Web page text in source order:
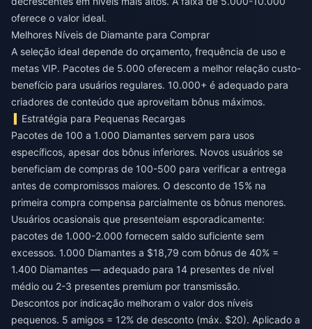
oferece o valor ideal.
Melhores Níveis de Diamante para Comprar
A seleção ideal depende do orçamento, frequência de uso e
metas VIP. Pacotes de 5.000 oferecem a melhor relação custo-
benefício para usuários regulares. 10.000+ é adequado para
criadores de conteúdo que aproveitam bônus máximos.
Estratégia para Pequenas Recargas
Pacotes de 100 a 1.000 Diamantes servem para usos
específicos, apesar dos bônus inferiores. Novos usuários se
beneficiam de compras de 100-500 para verificar a entrega
antes de compromissos maiores. O desconto de 15% na
primeira compra compensa parcialmente os bônus menores.
Usuários ocasionais que presenteiam esporadicamente:
pacotes de 1.000-2.000 fornecem saldo suficiente sem
excessos. 1.000 Diamantes a $18,79 com bônus de 40% =
1.400 Diamantes — adequado para 14 presentes de nível
médio ou 2-3 presentes premium por transmissão.
Descontos por indicação melhoram o valor dos níveis
pequenos. 5 amigos = 12% de desconto (máx. $20). Aplicado a